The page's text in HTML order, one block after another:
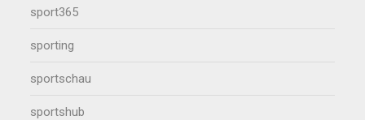
sport365
sporting
sportschau
sportshub